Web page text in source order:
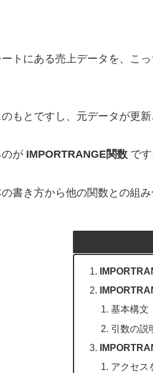
ートにある売上データを、こ
もとですし、元データが更新
が IMPORTRANGE関数 で
書き方から他の関数との組み
基本構文
引数の説
アクセス